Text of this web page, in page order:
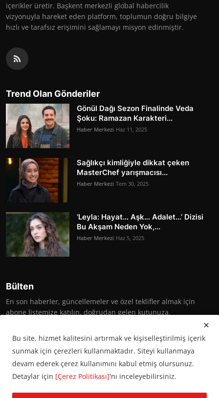
içerikler üretir. Başkent merkezli global habercilik
vizyonuyla hareket eden platform, toplumun doğru bilgiye
hızlı ve tarafsız erişimini sağlamayı misyon edinmiştir.
Trend Olan Gönderiler
Gönül Dağı Sezon Finalinde Veda
Şoku: Ramazan Karakteri...
Haber Merkezi Haz 11, 2025
Sağlıkçı kimliğiyle dikkat çeken
MasterChef yarışmacısı...
Haber Merkezi Tem 30, 2025
‘Leyla: Hayat… Aşk… Adalet…’ Dizisi
Bu Akşam Neden Yok,...
Haber Merkezi Haz 5, 2025
Bülten
En son haberler, güncellemeler ve özel teklifler almak için
abone listemize katılın, doğrudan gelen kutunuza.
Abone Ol
Bu site, hizmet kalitesini artırmak ve kişiselleştirilmiş içerik
sunmak için çerezleri kullanmaktadır. Siteyi kullanmaya
devam ederek çerez kullanımını kabul etmiş olursunuz.
Detaylar için [Çerez Politikası]'nı inceleyebilirsiniz.